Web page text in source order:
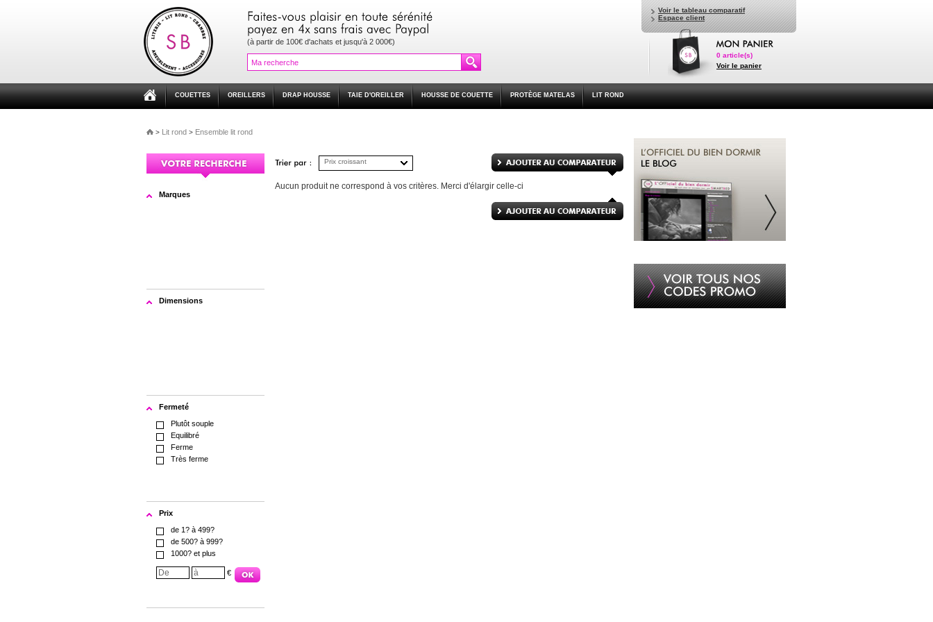
(à partir de 100€ d'achats et jusqu'à 2 000€)
0 article(s)
Voir le panier
Voir le tableau comparatif
Espace client
COUETTES OREILLERS DRAP HOUSSE TAIE D'OREILLER HOUSSE DE COUETTE PROTÈGE MATELAS LIT ROND
> Lit rond > Ensemble lit rond
Marques
Dimensions
Fermeté
Plutôt souple
Equilibré
Ferme
Très ferme
Prix
de 1? à 499?
de 500? à 999?
1000? et plus
€
Prix croissant
Aucun produit ne correspond à vos critères. Merci d'élargir celle-ci